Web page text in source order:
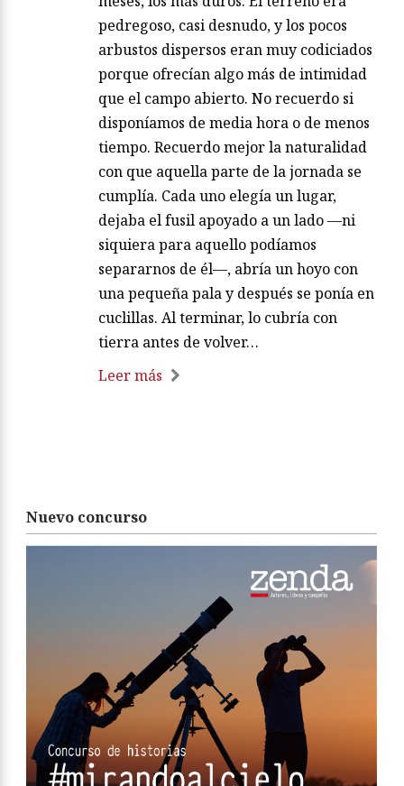
pedregoso, casi desnudo, y los pocos
arbustos dispersos eran muy codiciados
porque ofrecían algo más de intimidad
que el campo abierto. No recuerdo si
disponíamos de media hora o de menos
tiempo. Recuerdo mejor la naturalidad
con que aquella parte de la jornada se
cumplía. Cada uno elegía un lugar,
dejaba el fusil apoyado a un lado —ni
siquiera para aquello podíamos
separarnos de él—, abría un hoyo con
una pequeña pala y después se ponía en
cuclillas. Al terminar, lo cubría con
tierra antes de volver…
Leer más
Nuevo concurso